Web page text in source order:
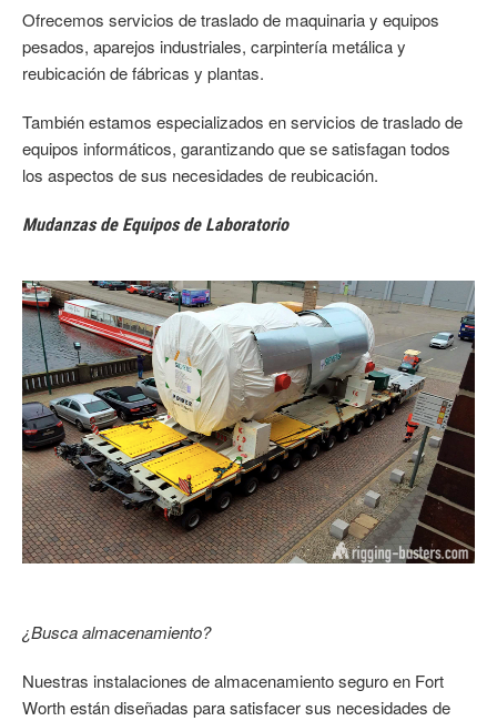
Ofrecemos servicios de traslado de maquinaria y equipos
pesados, aparejos industriales, carpintería metálica y
reubicación de fábricas y plantas.
También estamos especializados en servicios de traslado de
equipos informáticos, garantizando que se satisfagan todos
los aspectos de sus necesidades de reubicación.
Mudanzas de Equipos de Laboratorio
¿Busca almacenamiento?
Nuestras instalaciones de almacenamiento seguro en Fort
Worth están diseñadas para satisfacer sus necesidades de